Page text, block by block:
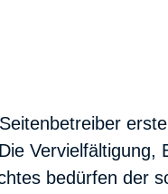
Vervielfältigung,
bedürfen der